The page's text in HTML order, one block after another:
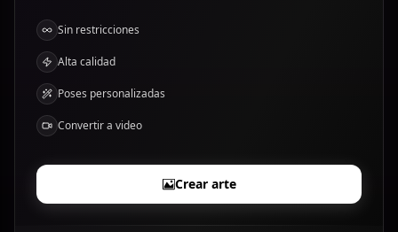
Sin restricciones
Alta calidad
Poses personalizadas
Convertir a video
Crear arte